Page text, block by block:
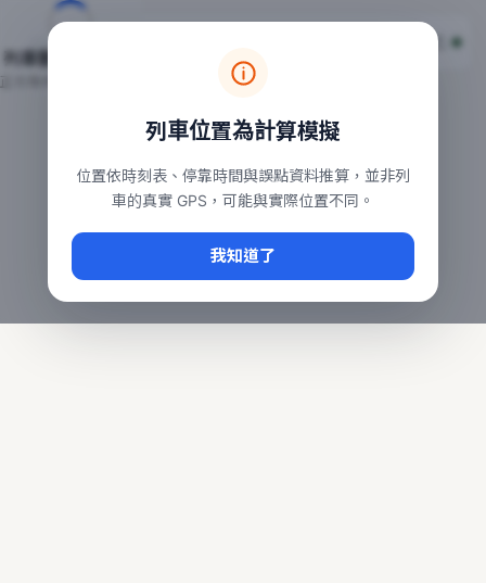
台鐵列車即時位置地圖
本頁顯示目前全台鐵運行中的列車位置，涵蓋自強、普悠瑪、
常用查詢：
、台中車站即時動態
台鐵即時動態
列車位置為計算模擬
位置依時刻表、停靠時間與誤點資料推算，並非列
車的真實 GPS，可能與實際位置不同。
我知道了
列車動態載入中…